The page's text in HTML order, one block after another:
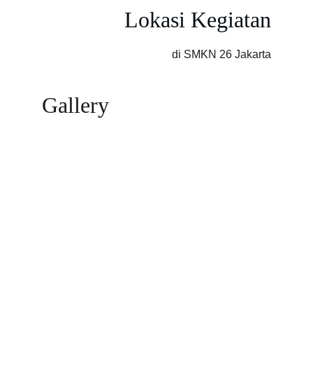
Lokasi Kegiatan
di SMKN 26 Jakarta
Gallery